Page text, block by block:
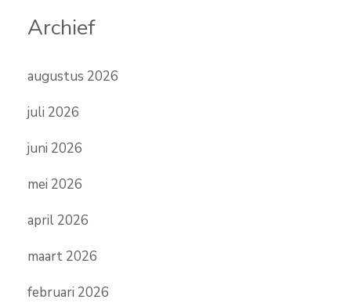
Archief
augustus 2026
juli 2026
juni 2026
mei 2026
april 2026
maart 2026
februari 2026